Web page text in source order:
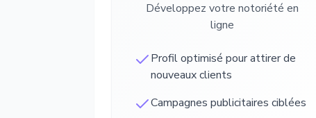
Développez votre notoriété en
ligne
Profil optimisé pour attirer de
nouveaux clients
Campagnes publicitaires ciblées